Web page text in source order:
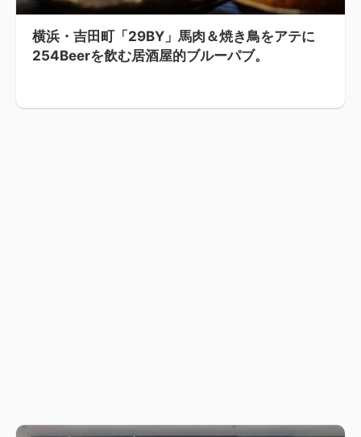
横浜・吉田町「29BY」馬肉＆焼き鳥をアテに
254Beerを飲む居酒屋的ブルーパブ。